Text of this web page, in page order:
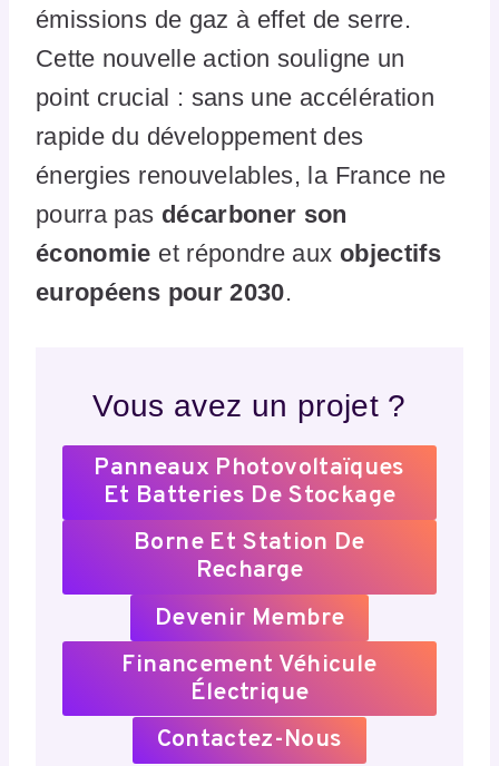
émissions de gaz à effet de serre.
Cette nouvelle action souligne un
point crucial : sans une accélération
rapide du développement des
énergies renouvelables, la France ne
pourra pas décarboner son
économie et répondre aux objectifs
européens pour 2030.
Vous avez un projet ?
Panneaux Photovoltaïques
Et Batteries De Stockage
Borne Et Station De
Recharge
Devenir Membre
Financement Véhicule
Électrique
Contactez-Nous